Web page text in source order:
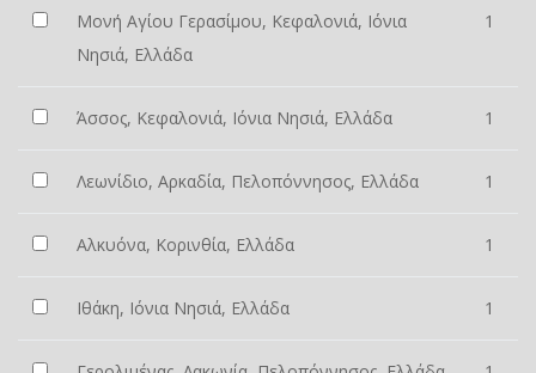
Μονή Αγίου Γερασίμου, Κεφαλονιά, Ιόνια
Νησιά, Ελλάδα
1
Άσσος, Κεφαλονιά, Ιόνια Νησιά, Ελλάδα 1
Λεωνίδιο, Αρκαδία, Πελοπόννησος, Ελλάδα 1
Αλκυόνα, Κορινθία, Ελλάδα 1
Ιθάκη, Ιόνια Νησιά, Ελλάδα 1